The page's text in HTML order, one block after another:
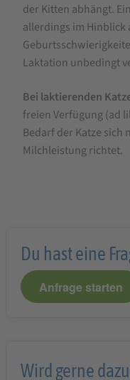
der Kitten abhängt.
allerdings im Hinblick
Laktation unbedingt
Bei laktierenden
freien Verfügung (ad
Bedarf der Katze sich
Milchleistung richtet.
Du hast eine
Anfrage starten
Wird gerne